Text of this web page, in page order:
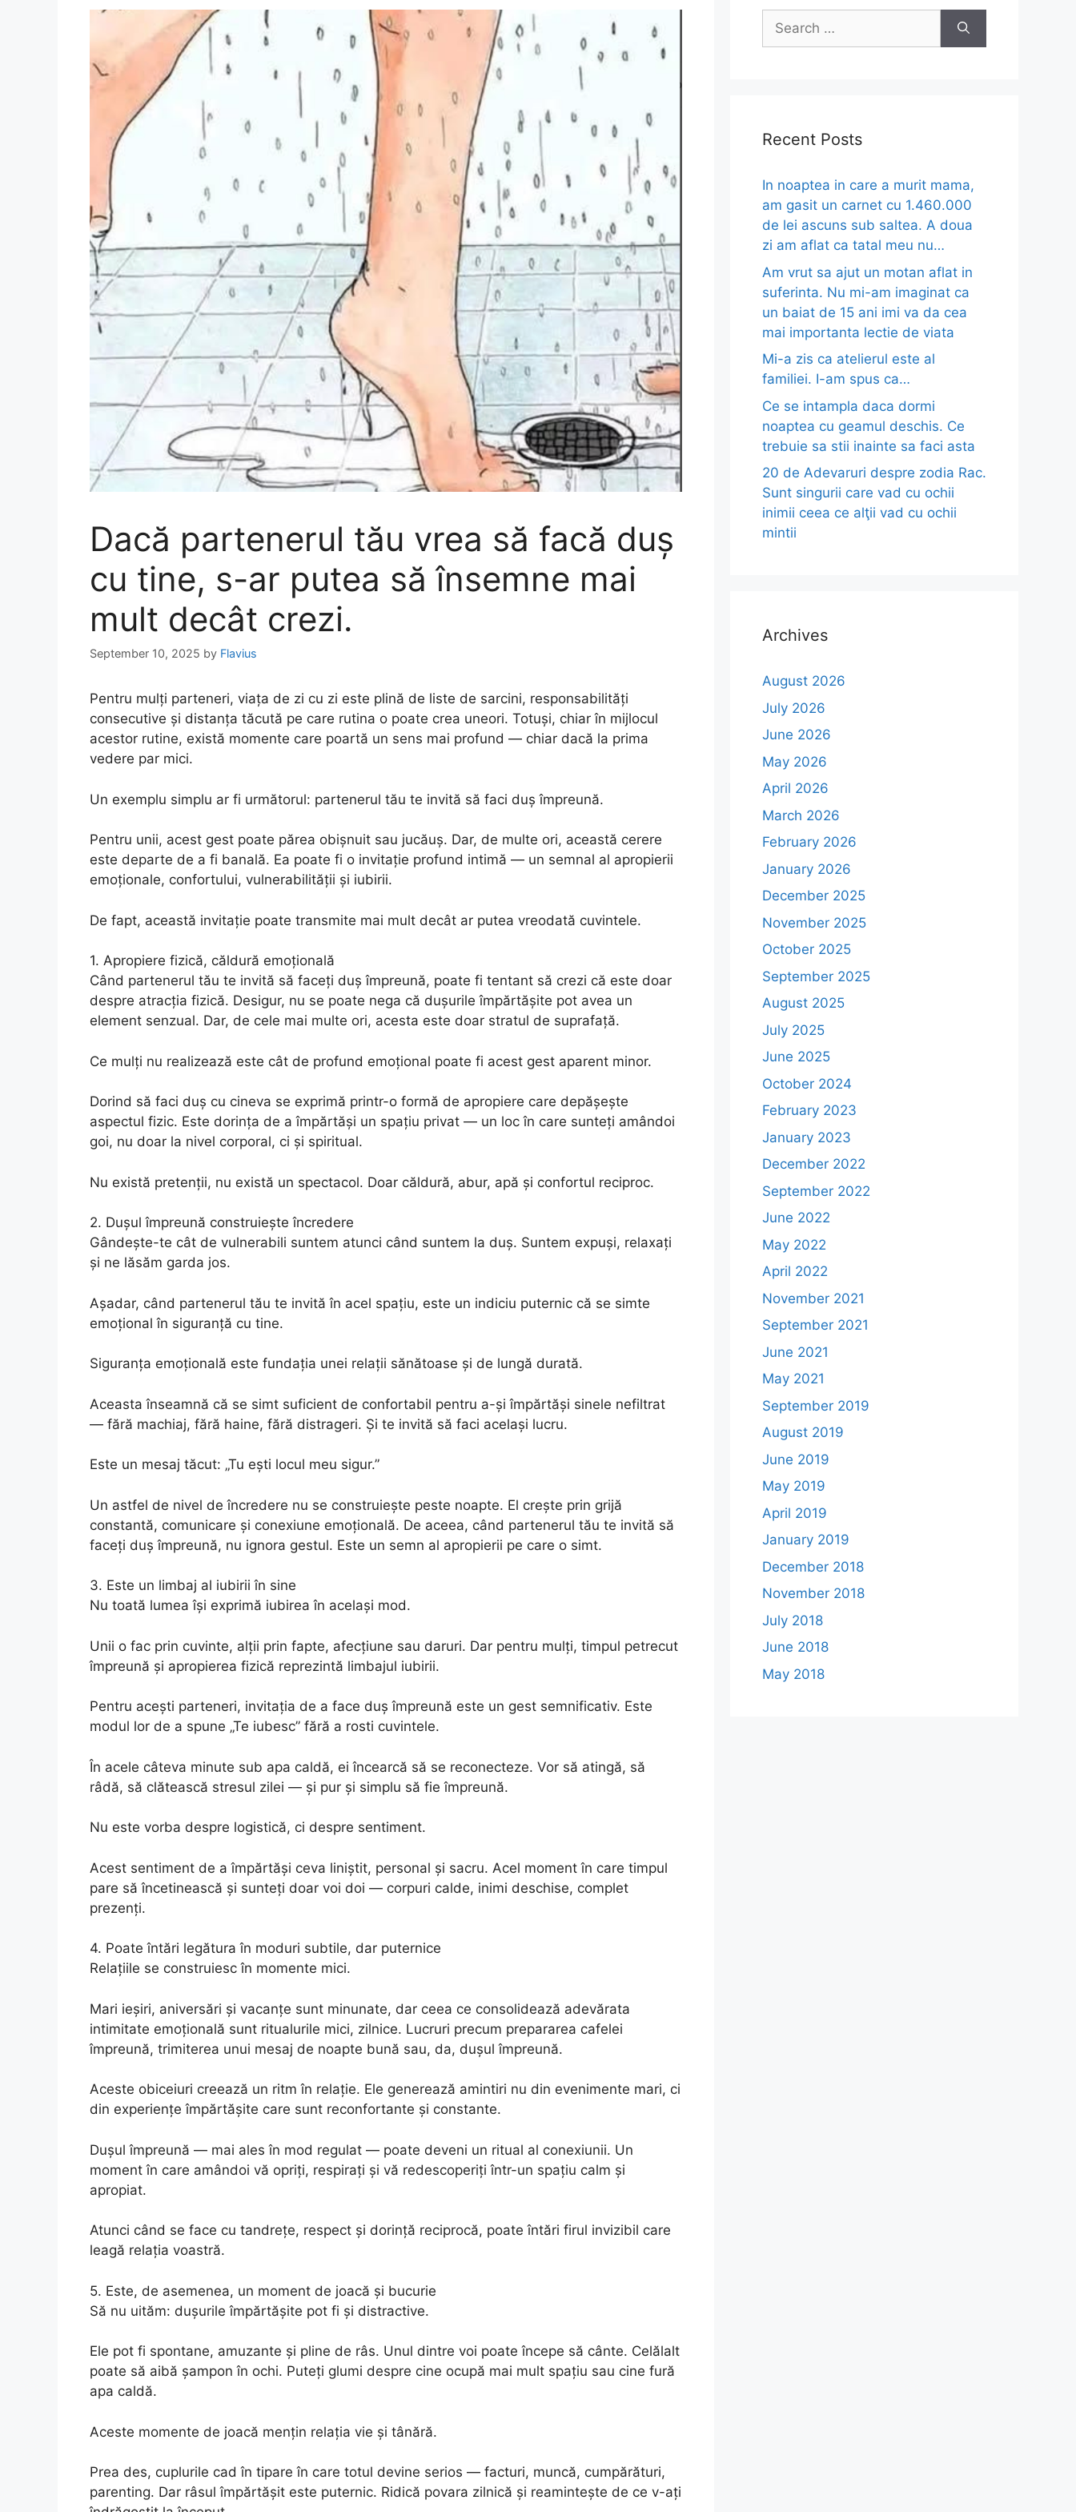
Dacă partenerul tău vrea să facă duș
cu tine, s-ar putea să însemne mai
mult decât crezi.
September 10, 2025 by Flavius
Pentru mulți parteneri, viața de zi cu zi este plină de liste de sarcini, responsabilități
consecutive și distanța tăcută pe care rutina o poate crea uneori. Totuși, chiar în mijlocul
acestor rutine, există momente care poartă un sens mai profund — chiar dacă la prima
vedere par mici.
Un exemplu simplu ar fi următorul: partenerul tău te invită să faci duș împreună.
Pentru unii, acest gest poate părea obișnuit sau jucăuș. Dar, de multe ori, această cerere
este departe de a fi banală. Ea poate fi o invitație profund intimă — un semnal al apropierii
emoționale, confortului, vulnerabilității și iubirii.
De fapt, această invitație poate transmite mai mult decât ar putea vreodată cuvintele.
1. Apropiere fizică, căldură emoțională
Când partenerul tău te invită să faceți duș împreună, poate fi tentant să crezi că este doar
despre atracția fizică. Desigur, nu se poate nega că dușurile împărtășite pot avea un
element senzual. Dar, de cele mai multe ori, acesta este doar stratul de suprafață.
Ce mulți nu realizează este cât de profund emoțional poate fi acest gest aparent minor.
Dorind să faci duș cu cineva se exprimă printr-o formă de apropiere care depășește
aspectul fizic. Este dorința de a împărtăși un spațiu privat — un loc în care sunteți amândoi
goi, nu doar la nivel corporal, ci și spiritual.
Nu există pretenții, nu există un spectacol. Doar căldură, abur, apă și confortul reciproc.
2. Dușul împreună construiește încredere
Gândește-te cât de vulnerabili suntem atunci când suntem la duș. Suntem expuși, relaxați
și ne lăsăm garda jos.
Așadar, când partenerul tău te invită în acel spațiu, este un indiciu puternic că se simte
emoțional în siguranță cu tine.
Siguranța emoțională este fundația unei relații sănătoase și de lungă durată.
Aceasta înseamnă că se simt suficient de confortabil pentru a-și împărtăși sinele nefiltrat
— fără machiaj, fără haine, fără distrageri. Și te invită să faci același lucru.
Este un mesaj tăcut: „Tu ești locul meu sigur.”
Un astfel de nivel de încredere nu se construiește peste noapte. El crește prin grijă
constantă, comunicare și conexiune emoțională. De aceea, când partenerul tău te invită să
faceți duș împreună, nu ignora gestul. Este un semn al apropierii pe care o simt.
3. Este un limbaj al iubirii în sine
Nu toată lumea își exprimă iubirea în același mod.
Unii o fac prin cuvinte, alții prin fapte, afecțiune sau daruri. Dar pentru mulți, timpul petrecut
împreună și apropierea fizică reprezintă limbajul iubirii.
Pentru acești parteneri, invitația de a face duș împreună este un gest semnificativ. Este
modul lor de a spune „Te iubesc” fără a rosti cuvintele.
În acele câteva minute sub apa caldă, ei încearcă să se reconecteze. Vor să atingă, să
râdă, să clătească stresul zilei — și pur și simplu să fie împreună.
Nu este vorba despre logistică, ci despre sentiment.
Acest sentiment de a împărtăși ceva liniștit, personal și sacru. Acel moment în care timpul
pare să încetinească și sunteți doar voi doi — corpuri calde, inimi deschise, complet
prezenți.
4. Poate întări legătura în moduri subtile, dar puternice
Relațiile se construiesc în momente mici.
Mari ieșiri, aniversări și vacanțe sunt minunate, dar ceea ce consolidează adevărata
intimitate emoțională sunt ritualurile mici, zilnice. Lucruri precum prepararea cafelei
împreună, trimiterea unui mesaj de noapte bună sau, da, dușul împreună.
Aceste obiceiuri creează un ritm în relație. Ele generează amintiri nu din evenimente mari, ci
din experiențe împărtășite care sunt reconfortante și constante.
Dușul împreună — mai ales în mod regulat — poate deveni un ritual al conexiunii. Un
moment în care amândoi vă opriți, respirați și vă redescoperiți într-un spațiu calm și
apropiat.
Atunci când se face cu tandrețe, respect și dorință reciprocă, poate întări firul invizibil care
leagă relația voastră.
5. Este, de asemenea, un moment de joacă și bucurie
Să nu uităm: dușurile împărtășite pot fi și distractive.
Ele pot fi spontane, amuzante și pline de râs. Unul dintre voi poate începe să cânte. Celălalt
poate să aibă șampon în ochi. Puteți glumi despre cine ocupă mai mult spațiu sau cine fură
apa caldă.
Aceste momente de joacă mențin relația vie și tânără.
Prea des, cuplurile cad în tipare în care totul devine serios — facturi, muncă, cumpărături,
parenting. Dar râsul împărtășit este puternic. Ridică povara zilnică și reamintește de ce v-ați
Search
for:
Recent Posts
In noaptea in care a murit mama,
am gasit un carnet cu 1.460.000
de lei ascuns sub saltea. A doua
zi am aflat ca tatal meu nu…
Am vrut sa ajut un motan aflat in
suferinta. Nu mi-am imaginat ca
un baiat de 15 ani imi va da cea
mai importanta lectie de viata
Mi-a zis ca atelierul este al
familiei. I-am spus ca…
Ce se intampla daca dormi
noaptea cu geamul deschis. Ce
trebuie sa stii inainte sa faci asta
20 de Adevaruri despre zodia Rac.
Sunt singurii care vad cu ochii
inimii ceea ce alţii vad cu ochii
mintii
Archives
August 2026
July 2026
June 2026
May 2026
April 2026
March 2026
February 2026
January 2026
December 2025
November 2025
October 2025
September 2025
August 2025
July 2025
June 2025
October 2024
February 2023
January 2023
December 2022
September 2022
June 2022
May 2022
April 2022
November 2021
September 2021
June 2021
May 2021
September 2019
August 2019
June 2019
May 2019
April 2019
January 2019
December 2018
November 2018
July 2018
June 2018
May 2018